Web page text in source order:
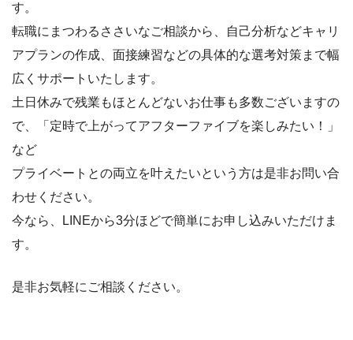
す。
転職にまつわるささいなご相談から、自己分析などキャリ
アプランの作成、面接練習などの具体的な選考対策まで幅
広くサポートいたします。
土日休みで残業もほとんどないお仕事も多数ございますの
で、「定時で上がってアフターファイブを楽しみたい！」
など
プライベートとの両立を叶えたいという方は是非お問い合
わせください。
今なら、LINEから3分ほどで簡単にお申し込みいただけま
す。
是非お気軽にご相談ください。